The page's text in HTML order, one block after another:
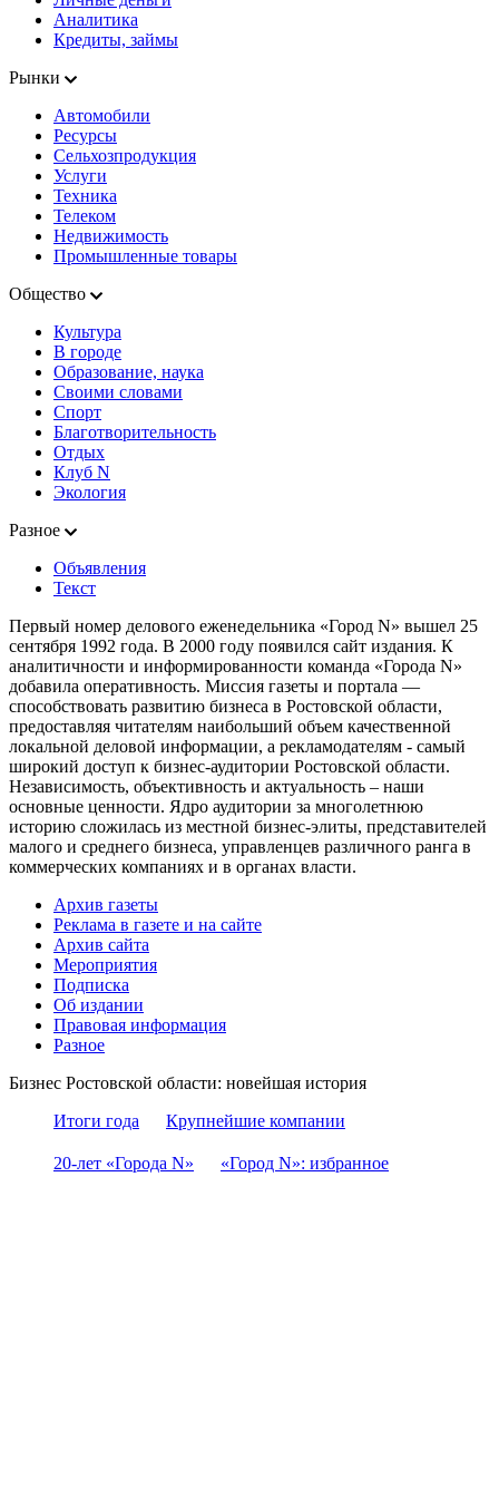
Аналитика
Кредиты, займы
Рынки
Автомобили
Ресурсы
Сельхозпродукция
Услуги
Техника
Телеком
Недвижимость
Промышленные товары
Общество
Культура
В городе
Образование, наука
Своими словами
Спорт
Благотворительность
Отдых
Клуб N
Экология
Разное
Объявления
Текст
Первый номер делового еженедельника «Город N» вышел 25
сентября 1992 года. В 2000 году появился сайт издания. К
аналитичности и информированности команда «Города N»
добавила оперативность. Миссия газеты и портала —
способствовать развитию бизнеса в Ростовской области,
предоставляя читателям наибольший объем качественной
локальной деловой информации, а рекламодателям - самый
широкий доступ к бизнес-аудитории Ростовской области.
Независимость, объективность и актуальность – наши
основные ценности. Ядро аудитории за многолетнюю
историю сложилась из местной бизнес-элиты, представителей
малого и среднего бизнеса, управленцев различного ранга в
коммерческих компаниях и в органах власти.
Архив газеты
Реклама в газете и на сайте
Архив сайта
Мероприятия
Подписка
Об издании
Правовая информация
Разное
Бизнес Ростовской области: новейшая история
Итоги года
Крупнейшие компании
20-лет «Города N» «Город N»: избранное